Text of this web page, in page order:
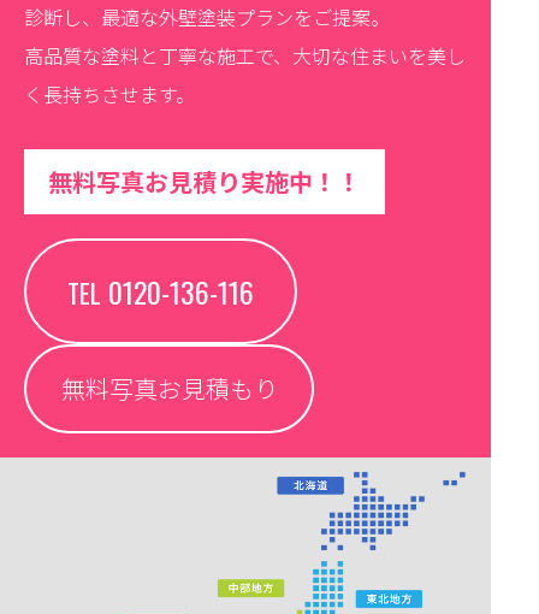
診断し、最適な外壁塗装プランをご提案。
高品質な塗料と丁寧な施工で、大切な住まいを美し
く長持ちさせます。
無料写真お見積り実施中！！
TEL 0120-136-116
無料写真お見積もり